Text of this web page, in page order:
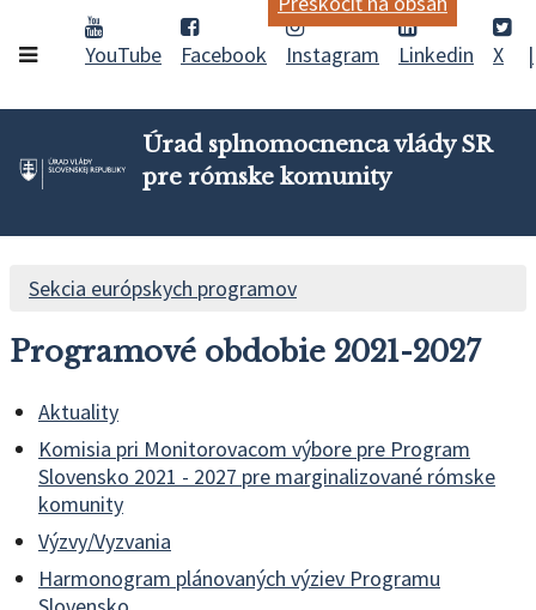
YouTube
Facebook Instagram Linkedin X
Úrad splnomocnenca vlády SR
pre rómske komunity
Sekcia európskych programov
Programové obdobie 2021-2027
Aktuality
Komisia pri Monitorovacom výbore pre Program
Slovensko 2021 - 2027 pre marginalizované rómske
komunity
Výzvy/Vyzvania
Harmonogram plánovaných výziev Programu